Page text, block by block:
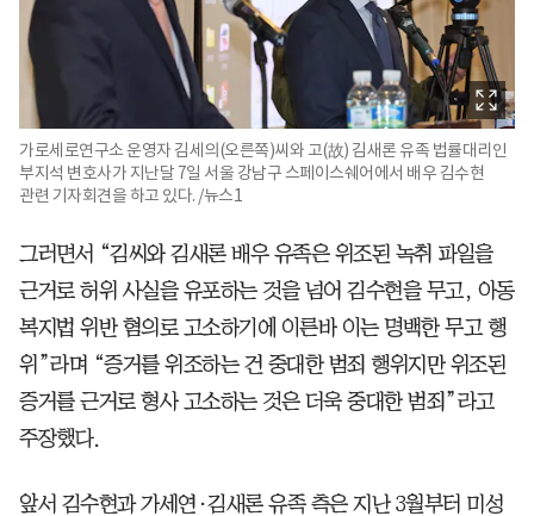
가로세로연구소 운영자 김세의(오른쪽)씨와 고(故) 김새론 유족 법률대리인
부지석 변호사가 지난달 7일 서울 강남구 스페이스쉐어에서 배우 김수현
관련 기자회견을 하고 있다. /뉴스1
그러면서 “김씨와 김새론 배우 유족은 위조된 녹취 파일을
근거로 허위 사실을 유포하는 것을 넘어 김수현을 무고, 아동
복지법 위반 혐의로 고소하기에 이른바 이는 명백한 무고 행
위”라며 “증거를 위조하는 건 중대한 범죄 행위지만 위조된
증거를 근거로 형사 고소하는 것은 더욱 중대한 범죄”라고
주장했다.
앞서 김수현과 가세연·김새론 유족 측은 지난 3월부터 미성